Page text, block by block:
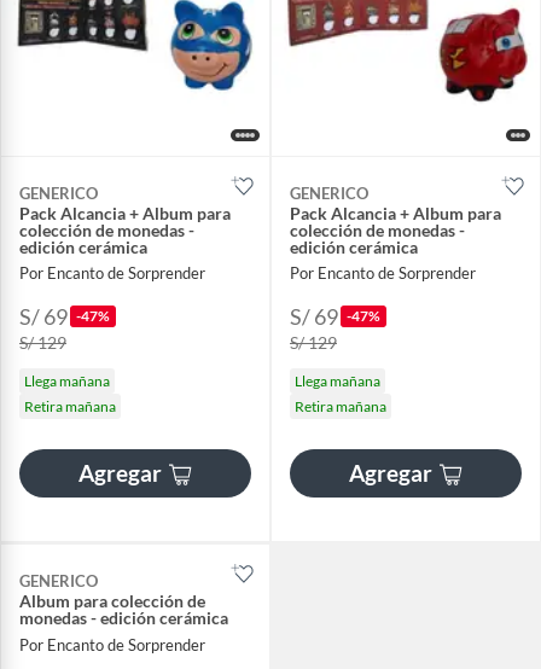
GENERICO
Pack Alcancia + Album para
colección de monedas -
edición cerámica
Por Encanto de Sorprender
S/ 69 -47%
S/ 129
Llega mañana
Retira mañana
Agregar
GENERICO
Pack Alcancia + Album para
colección de monedas -
edición cerámica
Por Encanto de Sorprender
S/ 69 -47%
S/ 129
Llega mañana
Retira mañana
Agregar
GENERICO
Album para colección de
monedas - edición cerámica
Por Encanto de Sorprender